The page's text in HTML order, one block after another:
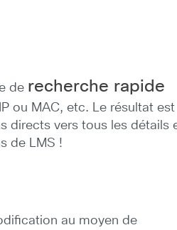
de recherche rapide
ou MAC, etc. Le résultat est
directs vers tous les détails
de LMS !
au moyen de